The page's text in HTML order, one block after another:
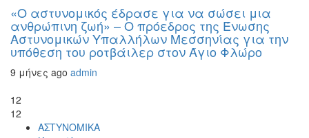
«Ο αστυνομικός έδρασε για να σώσει μια
ανθρώπινη ζωή» – Ο πρόεδρος της Ένωσης
Αστυνομικών Υπαλλήλων Μεσσηνίας για την
υπόθεση του ροτβάιλερ στον Άγιο Φλώρο
9 μήνες ago admin
12
12
ΑΣΤΥΝΟΜΙΚΑ